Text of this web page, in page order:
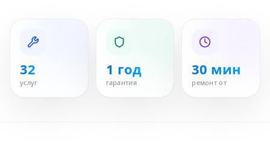
32
услуг
1 год
гарантия
30 мин
ремонт от